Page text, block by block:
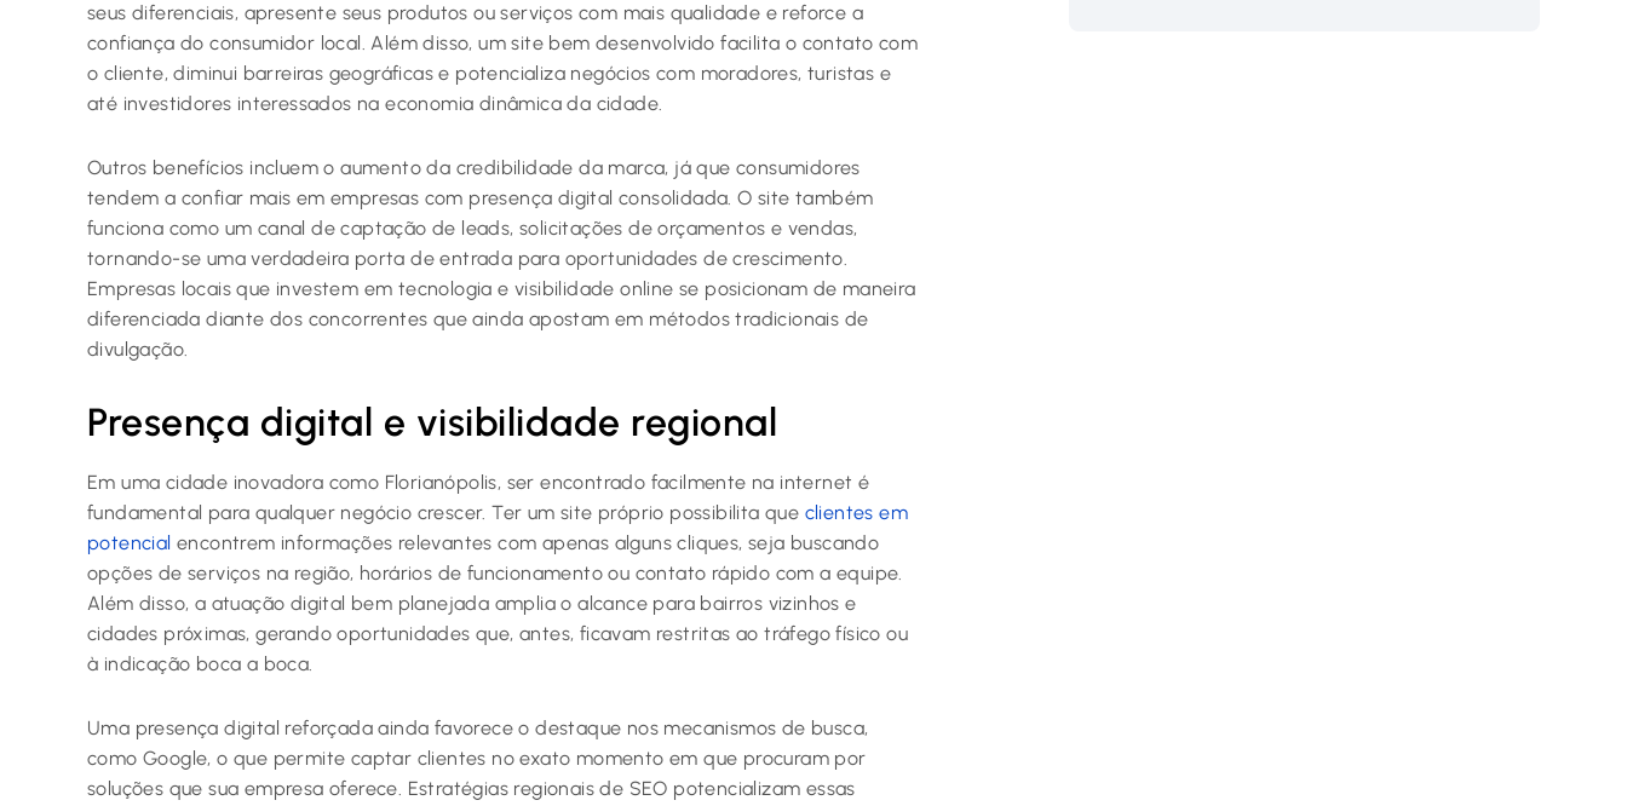
seus diferenciais, apresente seus produtos ou serviços com mais qualidade e reforce a
confiança do consumidor local. Além disso, um site bem desenvolvido facilita o contato com
o cliente, diminui barreiras geográficas e potencializa negócios com moradores, turistas e
até investidores interessados na economia dinâmica da cidade.
Outros benefícios incluem o aumento da credibilidade da marca, já que consumidores
tendem a confiar mais em empresas com presença digital consolidada. O site também
funciona como um canal de captação de leads, solicitações de orçamentos e vendas,
tornando-se uma verdadeira porta de entrada para oportunidades de crescimento.
Empresas locais que investem em tecnologia e visibilidade online se posicionam de maneira
diferenciada diante dos concorrentes que ainda apostam em métodos tradicionais de
divulgação.
Presença digital e visibilidade regional
Em uma cidade inovadora como Florianópolis, ser encontrado facilmente na internet é
fundamental para qualquer negócio crescer. Ter um site próprio possibilita que clientes em
potencial encontrem informações relevantes com apenas alguns cliques, seja buscando
opções de serviços na região, horários de funcionamento ou contato rápido com a equipe.
Além disso, a atuação digital bem planejada amplia o alcance para bairros vizinhos e
cidades próximas, gerando oportunidades que, antes, ficavam restritas ao tráfego físico ou
à indicação boca a boca.
Uma presença digital reforçada ainda favorece o destaque nos mecanismos de busca,
como Google, o que permite captar clientes no exato momento em que procuram por
soluções que sua empresa oferece. Estratégias regionais de SEO potencializam essas